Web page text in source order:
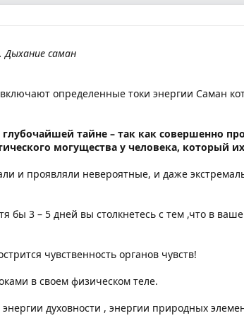
Дыхание саман
определенные токи энергии Саман
тайне – так как совершенно
могущества у человека, который
и проявляли невероятные, и даже
бы 3 – 5 дней вы столкнетесь с тем ,что в
чувственность органов чувств!
в своем физическом теле.
духовности , энергии природных